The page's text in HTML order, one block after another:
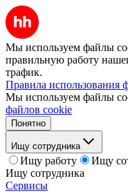
Мы используем файлы
правильную работу
трафик.
Правила использования
Мы используем файлы
файлов cookie
Понятно
Ищу сотрудника
Ищу работу
Ищу
Ищу сотрудника
Сервисы